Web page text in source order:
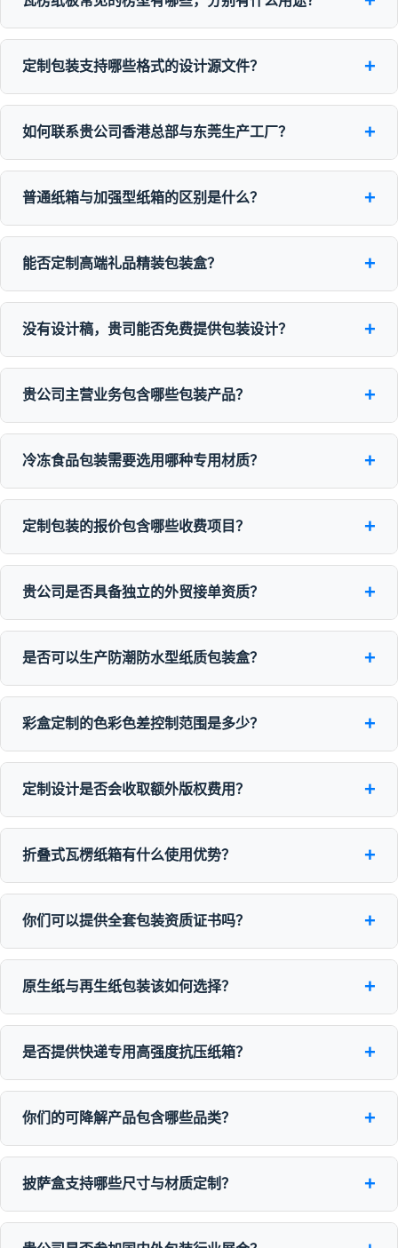
定制包装支持哪些格式的设计源文件？ +
如何联系贵公司香港总部与东莞生产工厂？ +
普通纸箱与加强型纸箱的区别是什么？ +
能否定制高端礼品精装包装盒？ +
没有设计稿，贵司能否免费提供包装设计？ +
贵公司主营业务包含哪些包装产品？ +
冷冻食品包装需要选用哪种专用材质？ +
定制包装的报价包含哪些收费项目？ +
贵公司是否具备独立的外贸接单资质？ +
是否可以生产防潮防水型纸质包装盒？ +
彩盒定制的色彩色差控制范围是多少？ +
定制设计是否会收取额外版权费用？ +
折叠式瓦楞纸箱有什么使用优势？ +
你们可以提供全套包装资质证书吗？ +
原生纸与再生纸包装该如何选择？ +
是否提供快递专用高强度抗压纸箱？ +
你们的可降解产品包含哪些品类？ +
披萨盒支持哪些尺寸与材质定制？ +